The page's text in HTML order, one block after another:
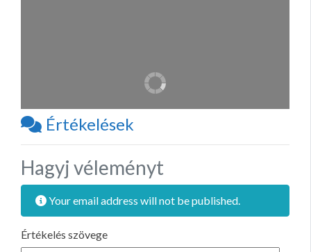
Értékelések
Hagyj véleményt
Your email address will not be published.
Értékelés szövege